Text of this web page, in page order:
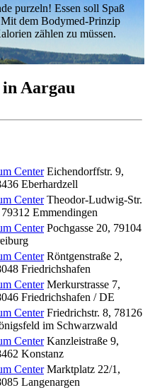
purzeln! Essen soll Spaß
dem Bodymed-Prinzip
zählen zu müssen.
Aargau
Center Eichendorffstr. 9,
Eberhardzell
Center Theodor-Ludwig-Str.
79312 Emmendingen
Center Pochgasse 20, 79104
Center Röntgenstraße 2,
Friedrichshafen
Center Merkurstrasse 7,
Friedrichshafen / DE
Center Friedrichstr. 8, 78126
im Schwarzwald
Center Kanzleistraße 9,
Konstanz
Center Marktplatz 22/1 ,
Langenargen